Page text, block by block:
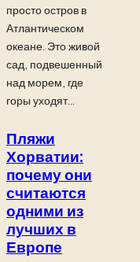
просто остров в
Атлантическом
океане. Это живой
сад, подвешенный
над морем, где
горы уходят...
Пляжи
Хорватии:
почему они
считаются
одними из
лучших в
Европе